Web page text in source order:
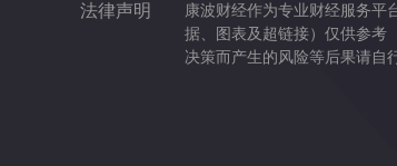
法律声明
康波财经作为专业财经服务平
据、图表及超链接）仅供参考
决策而产生的风险等后果请自